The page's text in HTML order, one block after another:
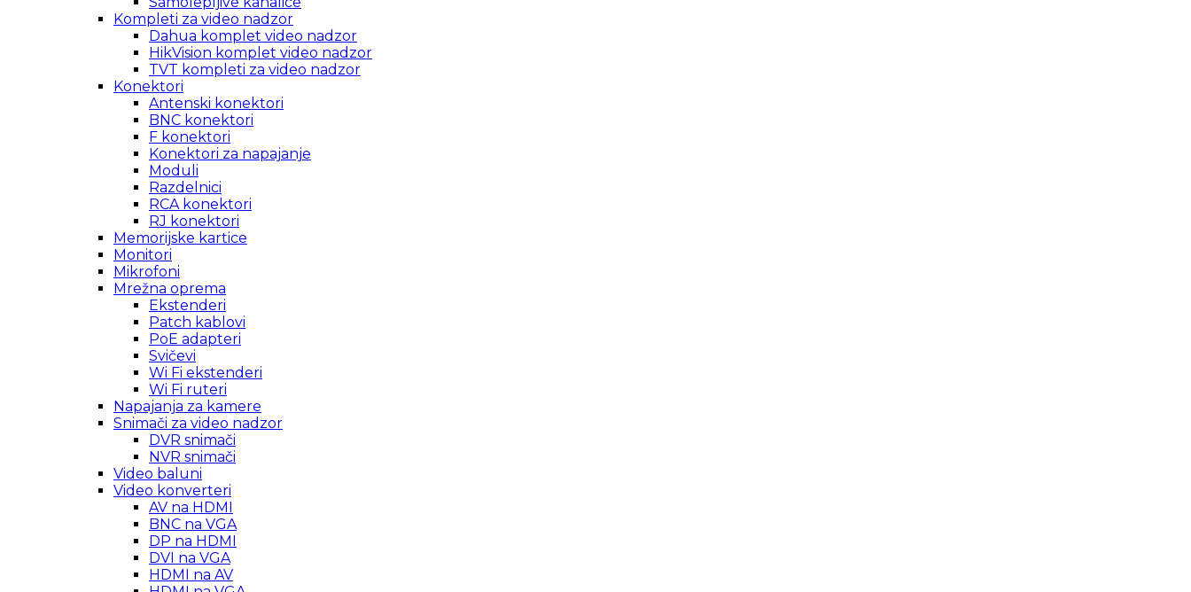
Kompleti za video nadzor
Dahua komplet video nadzor
HikVision komplet video nadzor
TVT kompleti za video nadzor
Konektori
Antenski konektori
BNC konektori
F konektori
Konektori za napajanje
Moduli
Razdelnici
RCA konektori
RJ konektori
Memorijske kartice
Monitori
Mikrofoni
Mrežna oprema
Ekstenderi
Patch kablovi
PoE adapteri
Svičevi
Wi Fi ekstenderi
Wi Fi ruteri
Napajanja za kamere
Snimači za video nadzor
DVR snimači
NVR snimači
Video baluni
Video konverteri
AV na HDMI
BNC na VGA
DP na HDMI
DVI na VGA
HDMI na AV